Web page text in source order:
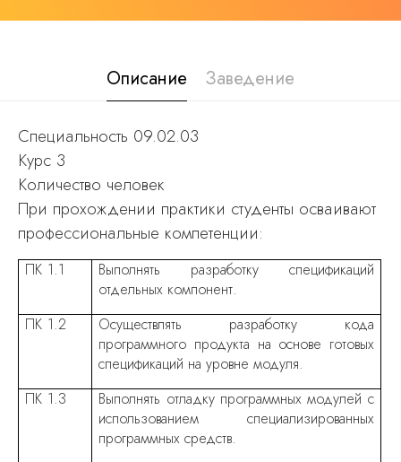
Описание Заведение
Специальность 09.02.03
Курс 3
Количество человек
При прохождении практики студенты осваивают
профессиональные компетенции:
ПК 1.1
Выполнять разработку спецификаций
отдельных компонент.
ПК 1.2
Осуществлять разработку кода
программного продукта на основе готовых
спецификаций на уровне модуля.
ПК 1.3
Выполнять отладку программных модулей с
использованием специализированных
программных средств.